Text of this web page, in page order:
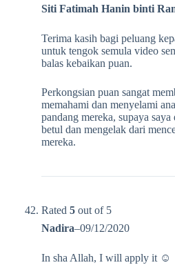
Siti Fatimah Hanin binti
Terima kasih bagi peluang
untuk tengok semula video
balas kebaikan puan.
Perkongsian puan sangat
memahami dan menyelami
pandang mereka, supaya
betul dan mengelak dari
mereka.
Rated 5 out of 5
Nadira–09/12/2020
In sha Allah, I will apply it ☺️